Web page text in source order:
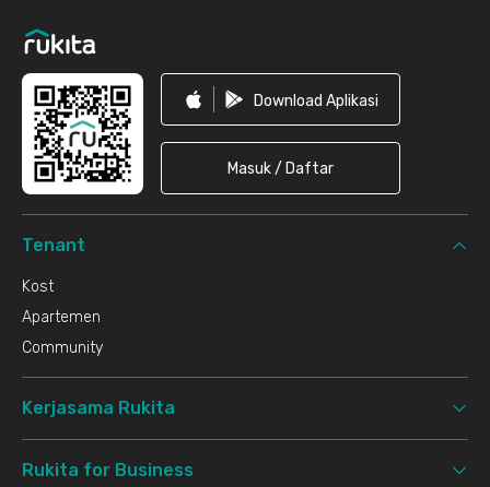
Download Aplikasi
Masuk / Daftar
Tenant
Kost
Apartemen
Community
Kerjasama Rukita
Rukita for Business